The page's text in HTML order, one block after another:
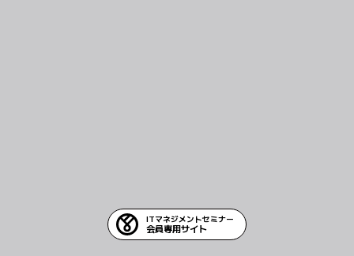
ITマネジメントセミナー
会員専用サイト